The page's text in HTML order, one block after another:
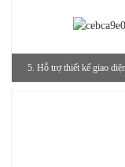
5. Hỗ trợ thiết kế giao